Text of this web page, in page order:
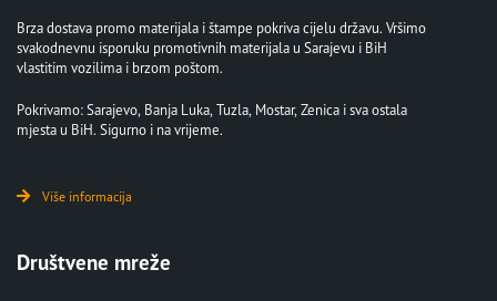
Brza dostava promo materijala i štampe pokriva cijelu državu. Vršimo
svakodnevnu isporuku promotivnih materijala u Sarajevu i BiH
vlastitim vozilima i brzom poštom.
Pokrivamo: Sarajevo, Banja Luka, Tuzla, Mostar, Zenica i sva ostala
mjesta u BiH. Sigurno i na vrijeme.
Više informacija
Društvene mreže